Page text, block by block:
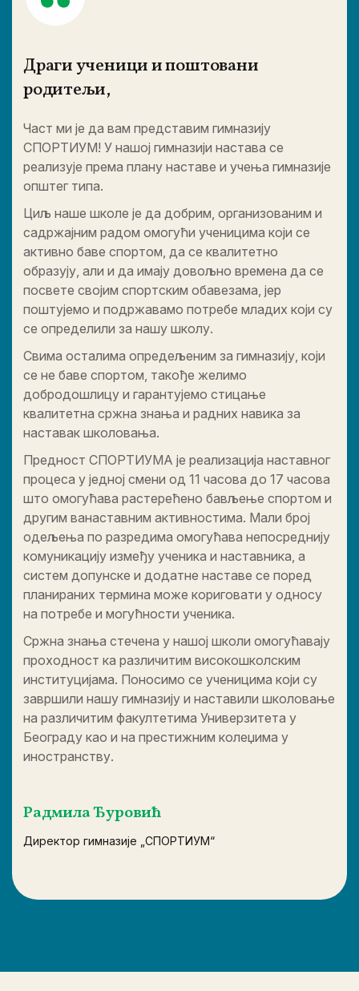
Драги ученици и поштовани
родитељи,
Част ми је да вам представим гимназију
СПОРТИУМ! У нашој гимназији настава се
реализује према плану наставе и учења гимназије
општег типа.
Циљ наше школе је да добрим, организованим и
садржајним радом омогући ученицима који се
активно баве спортом, да се квалитетно
образују, али и да имају довољно времена да се
посвете својим спортским обавезама, јер
поштујемо и подржавамо потребе младих који су
се определили за нашу школу.
Свима осталима опредељеним за гимназију, који
се не баве спортом, такође желимо
добродошлицу и гарантујемо стицање
квалитетна сржна знања и радних навика за
наставак школовања.
Предност СПОРТИУМА је реализација наставног
процеса у једној смени од 11 часова до 17 часова
што омогућава растерећено бављење спортом и
другим ванаставним активностима. Мали број
одељења по разредима омогућава непосреднију
комуникацију између ученика и наставника, а
систем допунске и додатне наставе се поред
планираних термина може кориговати у односу
на потребе и могућности ученика.
Сржна знања стечена у нашој школи омогућавају
проходност ка различитим високошколским
институцијама. Поносимо се ученицима који су
завршили нашу гимназију и наставили школовање
на различитим факултетима Универзитета у
Београду као и на престижним колеџима у
иностранству.
Радмила Ђуровић
Директор гимназије „СПОРТИУМ“